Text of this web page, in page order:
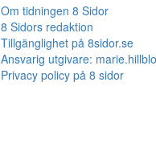
Om tidningen 8 Sidor
8 Sidors redaktion
Tillgänglighet på 8sidor.se
Ansvarig utgivare:
Privacy policy på 8 sidor